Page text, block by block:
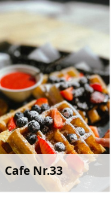
Cafe Nr.33
Uzzināt vairāk